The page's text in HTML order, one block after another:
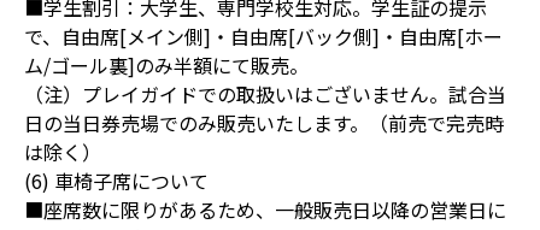
■学生割引：大学生、専門学校生対応。学生証の提示
で、自由席[メイン側]・自由席[バック側]・自由席[ホー
ム/ゴール裏]のみ半額にて販売。
（注）プレイガイドでの取扱いはございません。試合当
日の当日券売場でのみ販売いたします。（前売で完売時
は除く）
(6) 車椅子席について
■座席数に限りがあるため、一般販売日以降の営業日に